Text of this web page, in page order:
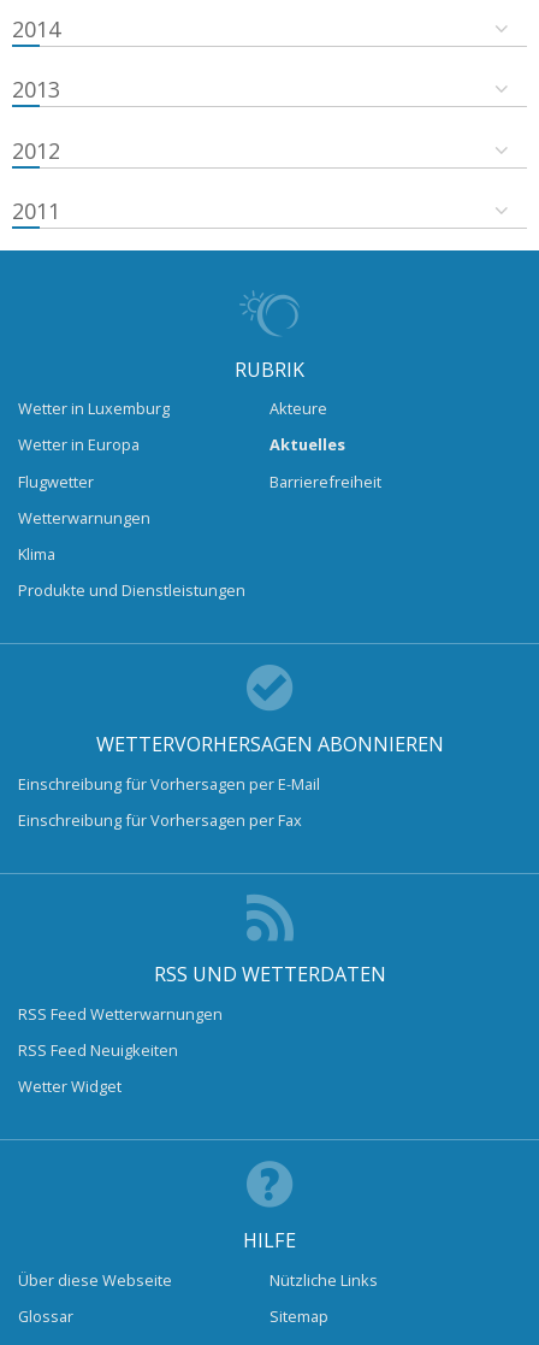
2014
2013
2012
2011
RUBRIK
Wetter in Luxemburg
Wetter in Europa
Flugwetter
Wetterwarnungen
Klima
Produkte und Dienstleistungen
Akteure
Aktuelles
Barrierefreiheit
WETTERVORHERSAGEN ABONNIEREN
Einschreibung für Vorhersagen per E-Mail
Einschreibung für Vorhersagen per Fax
RSS UND WETTERDATEN
RSS Feed Wetterwarnungen
RSS Feed Neuigkeiten
Wetter Widget
HILFE
Über diese Webseite
Glossar
Nützliche Links
Sitemap